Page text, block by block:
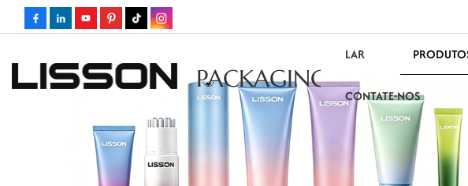
PACKAGING
LAR
CONTATE-NOS